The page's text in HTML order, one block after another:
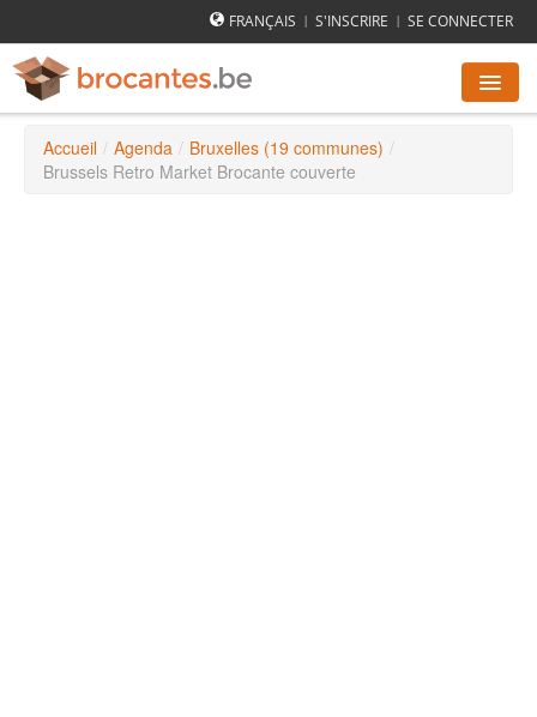
FRANÇAIS | S'INSCRIRE | SE CONNECTER
AGENDA DES BROCANTES
Accueil / Agenda / Bruxelles (19 communes) /
Brussels Retro Market Brocante couverte